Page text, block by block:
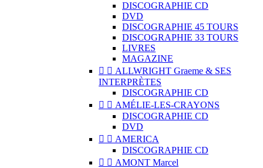
DISCOGRAPHIE CD
DVD
DISCOGRAPHIE 45 TOURS
DISCOGRAPHIE 33 TOURS
LIVRES
MAGAZINE
  ALLWRIGHT Graeme & SES
INTERPRÈTES
DISCOGRAPHIE CD
  AMÉLIE-LES-CRAYONS
DISCOGRAPHIE CD
DVD
  AMERICA
DISCOGRAPHIE CD
  AMONT Marcel